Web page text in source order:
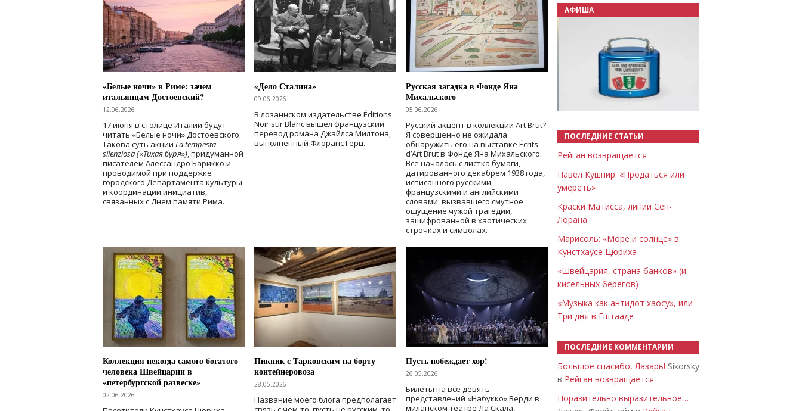
«Белые ночи» в Риме: зачем
итальянцам Достоевский?
12.06.2026
17 июня в столице Италии будут
читать «Белые ночи» Достоевского.
Такова суть акции La tempesta
silenziosa («Тихая буря»), придуманной
писателем Алессандро Барикко и
проводимой при поддержке
городского Департамента культуры
и координации инициатив,
связанных с Днем памяти Рима.
«Дело Сталина»
09.06.2026
В лозаннском издательстве Éditions
Noir sur Blanc вышел французский
перевод романа Джайлса Милтона,
выполненный Флоранс Герц.
Русская загадка в Фонде Яна
Михальского
05.06.2026
Русский акцент в коллекции Art Brut?
Я совершенно не ожидала
обнаружить его на выставке Écrits
d’Art Brut в Фонде Яна Михальского.
Все началось с листка бумаги,
датированного декабрем 1938 года,
исписанного русскими,
французскими и английскими
словами, вызвавшего смутное
ощущение чужой трагедии,
зашифрованной в хаотических
строчках и символах.
Коллекция некогда самого богатого
человека Швейцарии в
«петербургской развеске»
02.06.2026
Пикник с Тарковским на борту
контейнеровоза
28.05.2026
Название моего блога предполагает
Пусть побеждает хор!
26.05.2026
Билеты на все девять
представлений «Набукко» Верди в
миланском театре Ла Скала,
АФИША
ПОСЛЕДНИЕ СТАТЬИ
Рейган возвращается
Павел Кушнир: «Продаться или
умереть»
Краски Матисса, линии Сен-
Лорана
Марисоль: «Море и солнце» в
Кунстхаусе Цюриха
«Швейцария, страна банков» (и
кисельных берегов)
«Музыка как антидот хаосу», или
Три дня в Гштааде
ПОСЛЕДНИЕ КОММЕНТАРИИ
Большое спасибо, Лазарь! Sikorsky
в Рейган возвращается
Поразительно выразительное…